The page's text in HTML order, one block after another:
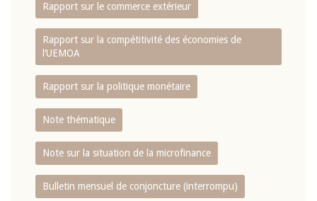
Rapport sur le commerce extérieur
Rapport sur la compétitivité des économies de
l‘UEMOA
Rapport sur la politique monétaire
Note thématique
Note sur la situation de la microfinance
Bulletin mensuel de conjoncture (interrompu)